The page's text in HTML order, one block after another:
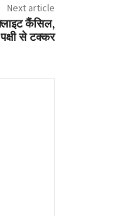
Next article
कैंसिल,
से टक्कर